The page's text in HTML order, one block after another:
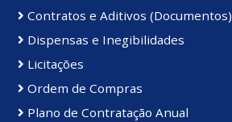
Contratos e Aditivos (Documentos)
Dispensas e Inegibilidades
Licitações
Ordem de Compras
Plano de Contratação Anual